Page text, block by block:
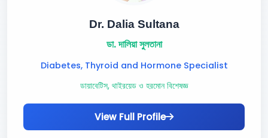
Dr. Dalia Sultana
ডা. দালিয়া সুলতানা
Diabetes, Thyroid and Hormone Specialist
ডায়াবেটিস, থাইরয়েড ও হরমোন বিশেষজ্ঞ
View Full Profile